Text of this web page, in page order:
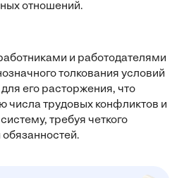
отношений.
и работодателями
толкования условий
его расторжения, что
числа трудовых конфликтов и
требуя четкого